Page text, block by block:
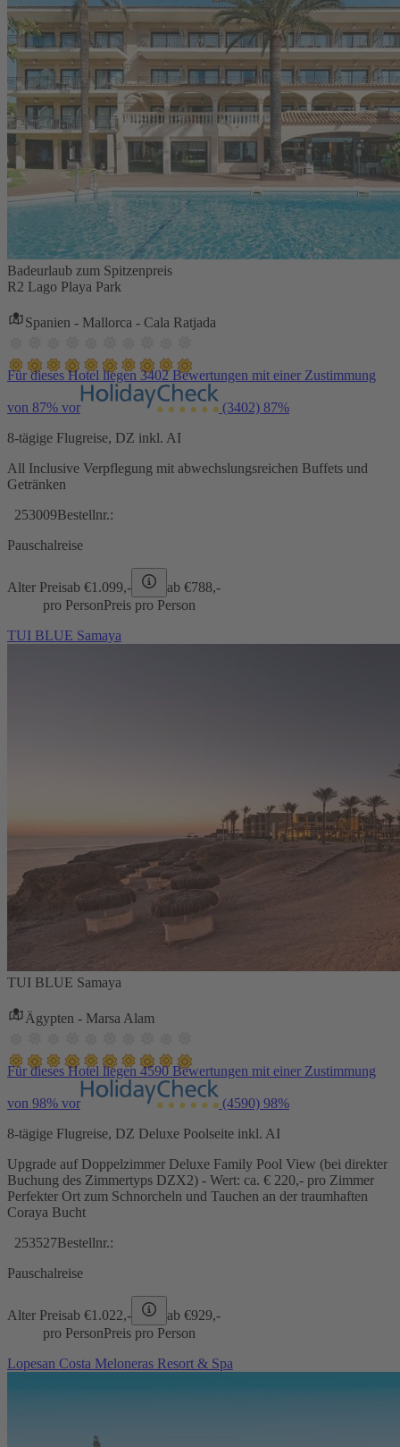
Badeurlaub zum Spitzenpreis
R2 Lago Playa Park
Spanien - Mallorca - Cala Ratjada
Für dieses Hotel liegen 3402 Bewertungen mit einer Zustimmung
von 87% vor (3402) 87%
8-tägige Flugreise, DZ inkl. AI
All Inclusive Verpflegung mit abwechslungsreichen Buffets und
Getränken
253009Bestellnr.:
Pauschalreise
Alter Preisab €1.099,- ab €788,-
pro PersonPreis pro Person
TUI BLUE Samaya
TUI BLUE Samaya
Ägypten - Marsa Alam
Für dieses Hotel liegen 4590 Bewertungen mit einer Zustimmung
von 98% vor (4590) 98%
8-tägige Flugreise, DZ Deluxe Poolseite inkl. AI
Upgrade auf Doppelzimmer Deluxe Family Pool View (bei direkter
Buchung des Zimmertyps DZX2) - Wert: ca. € 220,- pro Zimmer
Perfekter Ort zum Schnorcheln und Tauchen an der traumhaften
Coraya Bucht
253527Bestellnr.:
Pauschalreise
Alter Preisab €1.022,- ab €929,-
pro PersonPreis pro Person
Lopesan Costa Meloneras Resort & Spa